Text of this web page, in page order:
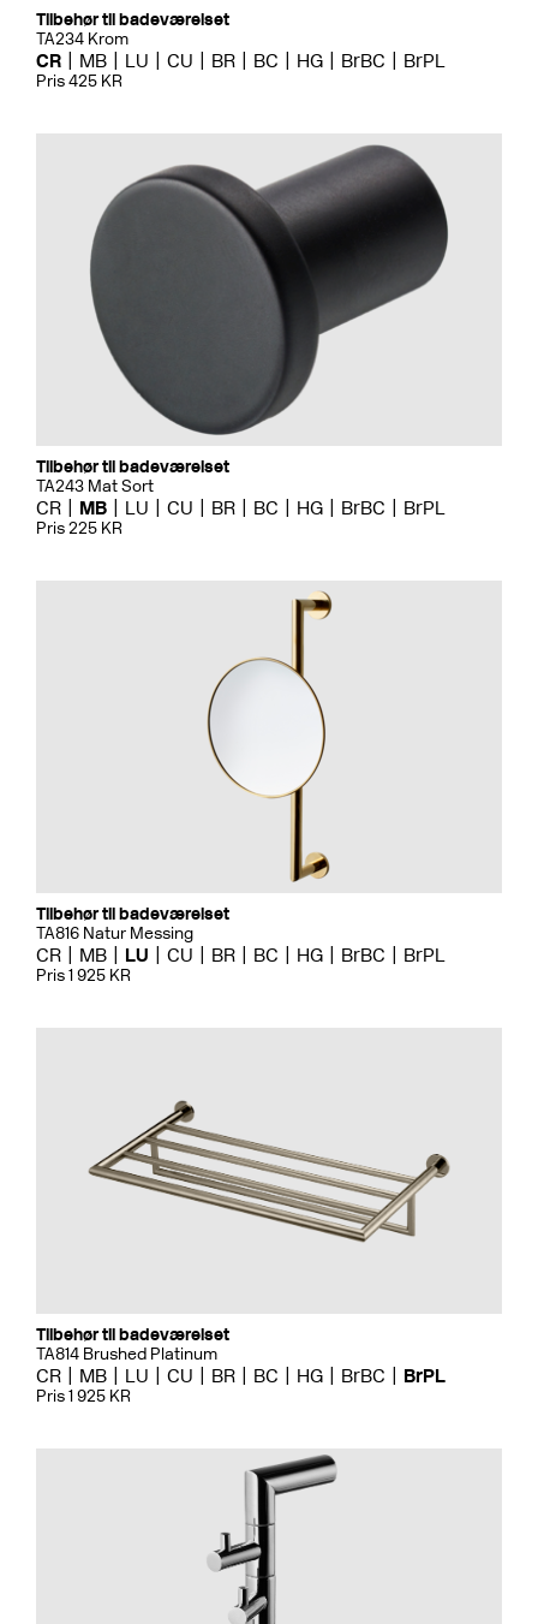
Tilbehør til badeværelset
TA234 Krom
CR MB LU CU BR BC HG BrBC BrPL
Pris 425 KR
Tilbehør til badeværelset
TA243 Mat Sort
CR MB LU CU BR BC HG BrBC BrPL
Pris 225 KR
Tilbehør til badeværelset
TA816 Natur Messing
CR MB LU CU BR BC HG BrBC BrPL
Pris 1 925 KR
Tilbehør til badeværelset
TA814 Brushed Platinum
CR MB LU CU BR BC HG BrBC BrPL
Pris 1 925 KR